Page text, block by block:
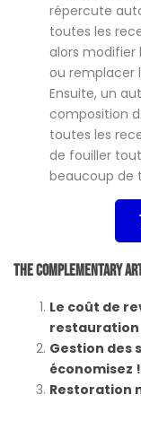
répercute
toutes les
alors modifier
ou remplacer
Ensuite, un
composition
toutes les
de fouiller
beaucoup de
The Complementary
Le coût de
restauration
Gestion des
économisez !
Restoration